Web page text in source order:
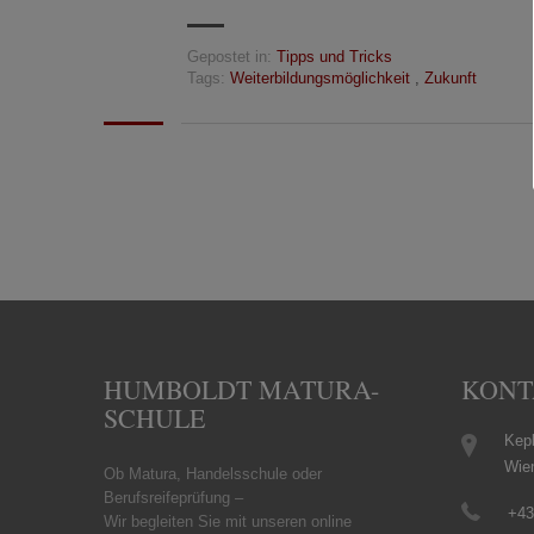
Gepostet in: Tipps und Tricks
Tags: Weiterbildungsmöglichkeit , Zukunft
HUMBOLDT MATURA-
SCHULE
Ob Matura, Handelsschule oder
Berufsreifeprüfung –
Wir begleiten Sie mit unseren online